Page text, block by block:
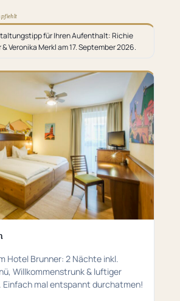
für Ihren Aufenthalt: Richie
Veronika Merkl am 17. September 2026.
Hotel Brunner: 2 Nächte inkl.
Willkommenstrunk & luftiger
Einfach mal entspannt durchatmen!